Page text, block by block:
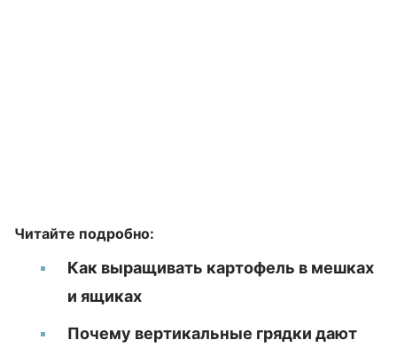
Читайте подробно:
Как выращивать картофель в мешках
и ящиках
Почему вертикальные грядки дают